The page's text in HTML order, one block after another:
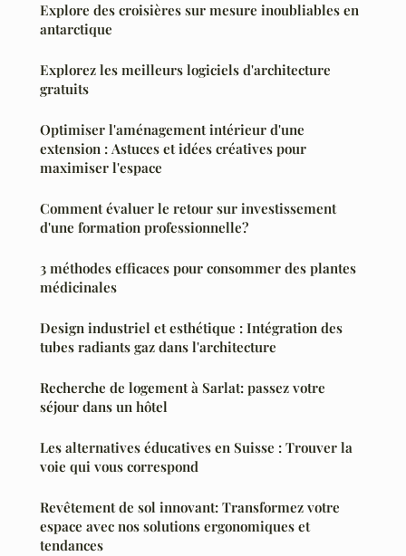
Explore des croisières sur mesure inoubliables en
antarctique
Explorez les meilleurs logiciels d'architecture
gratuits
Optimiser l'aménagement intérieur d'une
extension : Astuces et idées créatives pour
maximiser l'espace
Comment évaluer le retour sur investissement
d'une formation professionnelle?
3 méthodes efficaces pour consommer des plantes
médicinales
Design industriel et esthétique : Intégration des
tubes radiants gaz dans l'architecture
Recherche de logement à Sarlat: passez votre
séjour dans un hôtel
Les alternatives éducatives en Suisse : Trouver la
voie qui vous correspond
Revêtement de sol innovant: Transformez votre
espace avec nos solutions ergonomiques et
tendances